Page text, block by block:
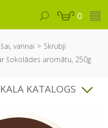
0
vannai
Skrubji
šokolādes aromātu, 250g
KATALOGS